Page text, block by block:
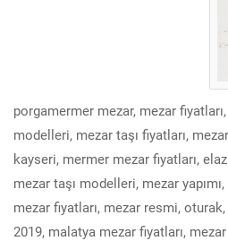
porgamermer mezar, mezar
modelleri, mezar taşı fiyatları,
kayseri, mermer mezar fiyatları,
mezar taşı modelleri, mezar
mezar fiyatları, mezar resmi,
2019, malatya mezar fiyatları, mezar